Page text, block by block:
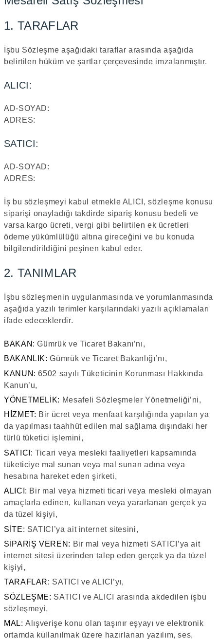
1. TARAFLAR
İşbu Sözleşme aşağıdaki taraflar arasında aşağıda
belirtilen hüküm ve şartlar çerçevesinde imzalanmıştır.
ALICI:
AD-SOYAD:
ADRES:
SATICI:
AD-SOYAD:
ADRES:
İş bu sözleşmeyi kabul etmekle ALICI, sözleşme konusu
siparişi onayladığı takdirde sipariş konusu bedeli ve
varsa kargo ücreti, vergi gibi belirtilen ek ücretleri
ödeme yükümlülüğü altına gireceğini ve bu konuda
bilgilendirildiğini peşinen kabul eder.
2. TANIMLAR
İşbu sözleşmenin uygulanmasında ve yorumlanmasında
aşağıda yazılı terimler karşılarındaki yazılı açıklamaları
ifade edeceklerdir.
BAKAN: Gümrük ve Ticaret Bakanı’nı,
BAKANLIK: Gümrük ve Ticaret Bakanlığı’nı,
KANUN: 6502 sayılı Tüketicinin Korunması Hakkında
Kanun’u,
YÖNETMELİK: Mesafeli Sözleşmeler Yönetmeliği’ni,
HİZMET: Bir ücret veya menfaat karşılığında yapılan ya
da yapılması taahhüt edilen mal sağlama dışındaki her
türlü tüketici işlemini,
SATICI: Ticari veya mesleki faaliyetleri kapsamında
tüketiciye mal sunan veya mal sunan adına veya
hesabına hareket eden şirketi,
ALICI: Bir mal veya hizmeti ticari veya mesleki olmayan
amaçlarla edinen, kullanan veya yararlanan gerçek ya
da tüzel kişiyi,
SİTE: SATICI’ya ait internet sitesini,
SİPARİŞ VEREN: Bir mal veya hizmeti SATICI’ya ait
internet sitesi üzerinden talep eden gerçek ya da tüzel
kişiyi,
TARAFLAR: SATICI ve ALICI’yı,
SÖZLEŞME: SATICI ve ALICI arasında akdedilen işbu
sözleşmeyi,
MAL: Alışverişe konu olan taşınır eşyayı ve elektronik
ortamda kullanılmak üzere hazırlanan yazılım, ses,